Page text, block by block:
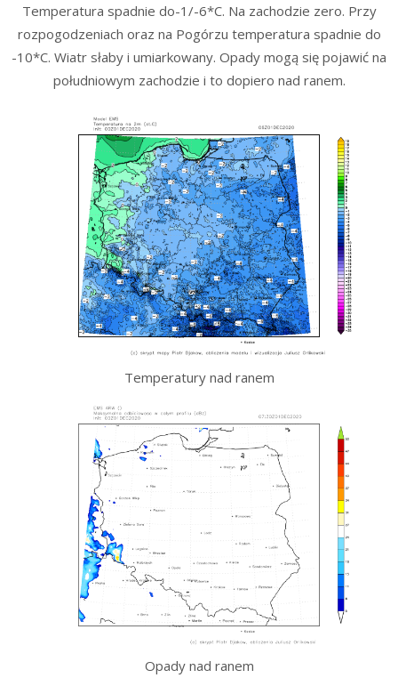
Temperatura spadnie do-1/-6*C. Na zachodzie zero. Przy
rozpogodzeniach oraz na Pogórzu temperatura spadnie do
-10*C. Wiatr słaby i umiarkowany. Opady mogą się pojawić na
południowym zachodzie i to dopiero nad ranem.
Temperatury nad ranem
Opady nad ranem